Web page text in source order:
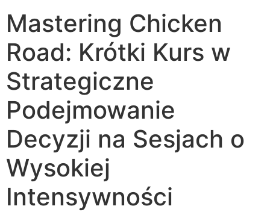
Mastering Chicken
Road: Krótki Kurs w
Strategiczne
Podejmowanie
Decyzji na Sesjach o
Wysokiej
Intensywności